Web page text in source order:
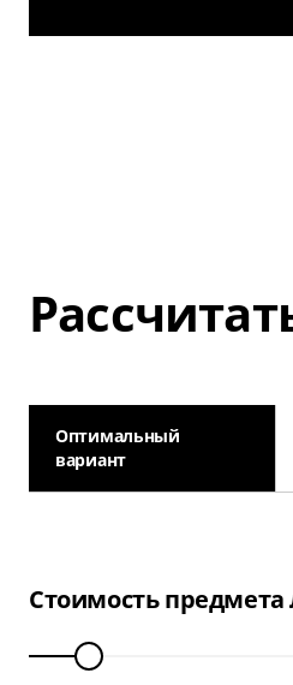
Оптимальный
вариант
Стоимость предмета